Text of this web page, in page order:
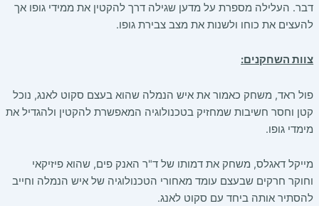
דבר. העלילה מספרת על מדען שגילה דרך להקטין את ממידי גופו אך
להעצים את כוחו ולשנות את מצב צבירת גופו.
צוות השחקנים:
פול ראד, משחק כאמור את איש הנמלה שהוא בעצם סקוט לאנג, נוכל
קטן וחסר חשיבות שמחזיק בטכנולוגיה המאפשרת להקטין ולהגדיל את
מימדי גופו.
מייקל דאגלס, משחק את דמותו של ד"ר האנק פים, שהוא פיזיקאי
וחוקר חרקים שבעצם עומד מאחורי הטכנולוגיה של איש הנמלה וחייב
להסתיר אותה ביחד עם סקוט לאנג.